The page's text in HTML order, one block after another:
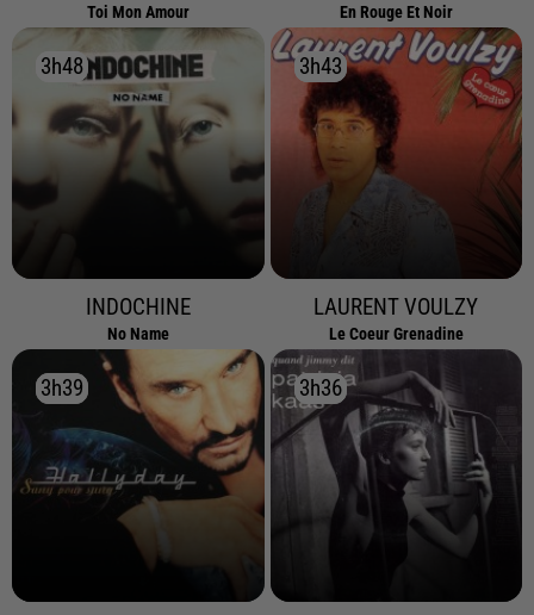
Toi Mon Amour En Rouge Et Noir
3h48
3h48
INDOCHINE
No Name
3h43
3h43
LAURENT VOULZY
Le Coeur Grenadine
3h39
3h39 3h36
3h36